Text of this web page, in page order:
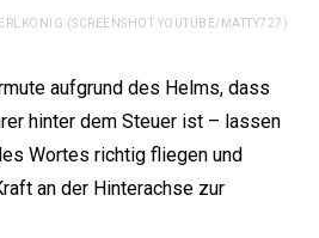
(SCREENSHOT YOUTUBE/MATTY727)
aufgrund des Helms, dass
hinter dem Steuer ist – lassen
Wortes richtig fliegen und
an der Hinterachse zur